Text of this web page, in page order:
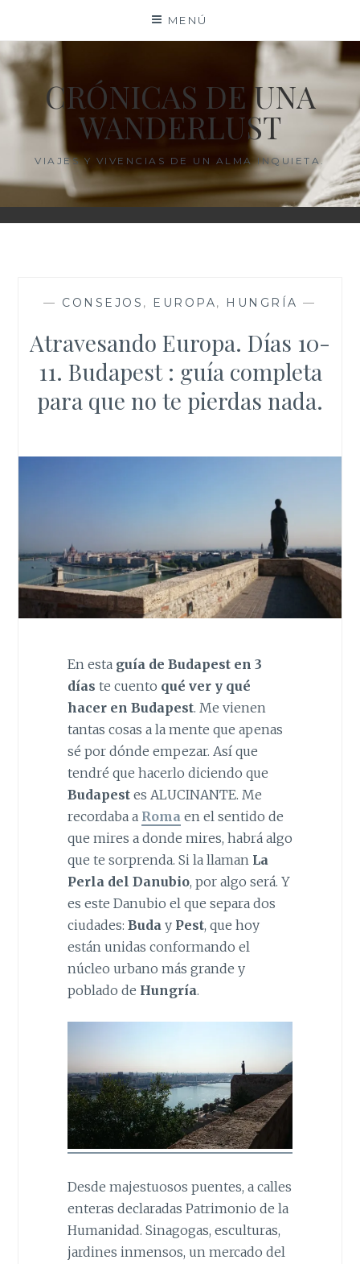
contenido
MENÚ
CRÓNICAS DE UNA
WANDERLUST
VIAJES Y VIVENCIAS DE UN ALMA INQUIETA.
— CONSEJOS , EUROPA, HUNGRÍA —
Atravesando Europa. Días 10-
11. Budapest : guía completa
para que no te pierdas nada.
En esta guía de Budapest en 3
días te cuento qué ver y qué
hacer en Budapest. Me vienen
tantas cosas a la mente que apenas
sé por dónde empezar. Así que
tendré que hacerlo diciendo que
Budapestes ALUCINANTE. Me
recordaba a Roma en el sentido de
que mires a donde mires, habrá algo
que te sorprenda. Si la llaman La
Perla del Danubio, por algo será. Y
es este Danubio el que separa dos
ciudades: Buda y Pest, que hoy
están unidas conformando el
núcleo urbano más grande y
poblado de Hungría.
Desde majestuosos puentes, a calles
enteras declaradas Patrimonio de la
Humanidad. Sinagogas, esculturas,
jardines inmensos, un mercado del